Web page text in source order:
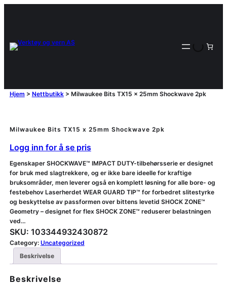
Hjem > Nettbutikk> Milwaukee Bits TX15 x 25mm Shockwave 2pk
Milwaukee Bits TX15 x 25mm Shockwave 2pk
Logg inn for å se pris
Egenskaper SHOCKWAVE™ IMPACT DUTY-tilbehørsserie er designet
for bruk med slagtrekkere, og er ikke bare ideelle for kraftige
bruksområder, men leverer også en komplett løsning for alle bore- og
festebehov Laserherdet WEAR GUARD TIP™ for forbedret slitestyrke
og beskyttelse av passformen over bittens levetid SHOCK ZONE™
Geometry – designet for flex SHOCK ZONE™ reduserer belastningen
ved…
SKU: 103344932430872
Category: Uncategorized
Beskrivelse
Beskrivelse